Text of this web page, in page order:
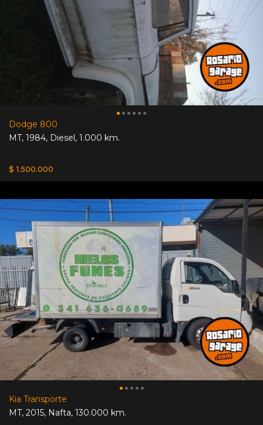
Dodge 800
MT, 1984, Diesel, 1.000 km.
$ 1.500.000
Kia Transporte
MT, 2015, Nafta, 130.000 km.